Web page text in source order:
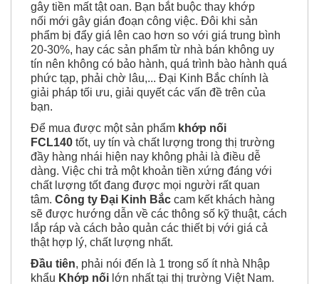
gây tiền mất tật oan. Bạn bắt buộc thay khớp
nối mới gây gián đoạn công việc. Đôi khi sản
phẩm bị đẩy giá lên cao hơn so với giá trung bình
20-30%, hay các sản phẩm từ nhà bán không uy
tín nên không có bảo hành, quá trình bào hành quá
phức tạp, phải chờ lâu,... Đại Kinh Bắc chính là
giải pháp tối ưu, giải quyết các vấn đề trên của
bạn.
Để mua được một sản phẩm khớp nối
FCL140 tốt, uy tín và chất lượng trong thị trường
đầy hàng nhái hiện nay không phải là điều dễ
dàng. Việc chi trả một khoản tiền xứng đáng với
chất lượng tốt đang được mọi người rất quan
tâm. Công ty Đại Kinh Bắc cam kết khách hàng
sẽ được hướng dẫn về các thông số kỹ thuật, cách
lắp ráp và cách bảo quản các thiết bị với giá cả
thật hợp lý, chất lượng nhất.
Đầu tiên, phải nói đến là 1 trong số ít nhà Nhập
khẩu Khớp nối lớn nhất tại thị trường Việt Nam.